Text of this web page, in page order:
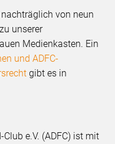
von neun
unserer
Medienkasten. Ein
und ADFC-
gibt es in
e.V. (ADFC) ist mit